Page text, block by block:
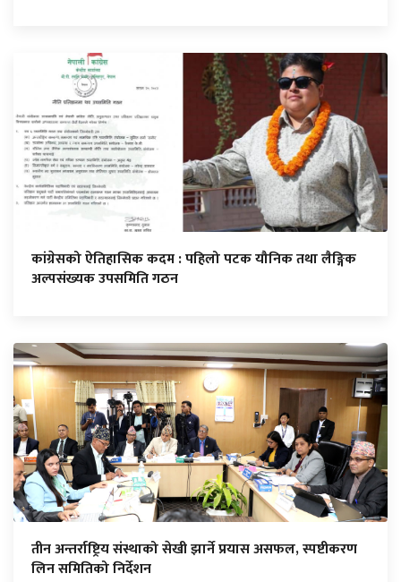
कांग्रेसको ऐतिहासिक कदम : पहिलो पटक यौनिक तथा लैङ्गिक
अल्पसंख्यक उपसमिति गठन
तीन अन्तर्राष्ट्रिय संस्थाको सेखी झार्ने प्रयास असफल, स्पष्टीकरण
लिन समितिको निर्देशन